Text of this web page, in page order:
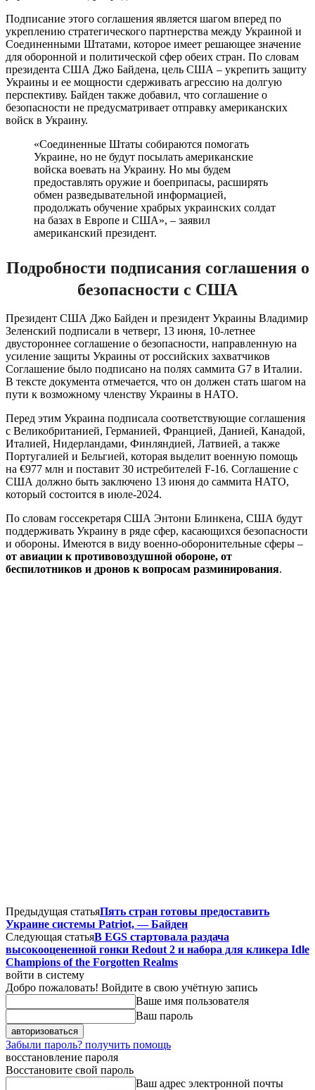
Подписание этого соглашения является шагом вперед по
укреплению стратегического партнерства между Украиной и
Соединенными Штатами, которое имеет решающее значение
для оборонной и политической сфер обеих стран. По словам
президента США Джо Байдена, цель США – укрепить защиту
Украины и ее мощности сдерживать агрессию на долгую
перспективу. Байден также добавил, что соглашение о
безопасности не предусматривает отправку американских
войск в Украину.
«Соединенные Штаты собираются помогать
Украине, но не будут посылать американские
войска воевать на Украину. Но мы будем
предоставлять оружие и боеприпасы, расширять
обмен разведывательной информацией,
продолжать обучение храбрых украинских солдат
на базах в Европе и США», – заявил
американский президент.
Подробности подписания соглашения о
безопасности с США
Президент США Джо Байден и президент Украины Владимир
Зеленский подписали в четверг, 13 июня, 10-летнее
двустороннее соглашение о безопасности, направленную на
усиление защиты Украины от российских захватчиков
Соглашение было подписано на полях саммита G7 в Италии.
В тексте документа отмечается, что он должен стать шагом на
пути к возможному членству Украины в НАТО.
Перед этим Украина подписала соответствующие соглашения
с Великобританией, Германией, Францией, Данией, Канадой,
Италией, Нидерландами, Финляндией, Латвией, а также
Португалией и Бельгией, которая выделит военную помощь
на €977 млн ​​и поставит 30 истребителей F-16. Соглашение с
США должно быть заключено 13 июня до саммита НАТО,
который состоится в июле-2024.
По словам госсекретаря США Энтони Блинкена, США будут
поддерживать Украину в ряде сфер, касающихся безопасности
и обороны. Имеются в виду военно-оборонительные сферы –
от авиации к противовоздушной обороне, от
беспилотников и дронов к вопросам разминирования.
Предыдущая статьяПять стран готовы предоставить
Украине системы Patriot, — Байден
Следующая статьяВ EGS стартовала раздача
высокооцененной гонки Redout 2 и набора для кликера Idle
Champions of the Forgotten Realms
войти в систему
Добро пожаловать! Войдите в свою учётную запись
Ваше имя пользователя
Ваш пароль
Забыли пароль? получить помощь
восстановление пароля
Восстановите свой пароль
Ваш адрес электронной почты